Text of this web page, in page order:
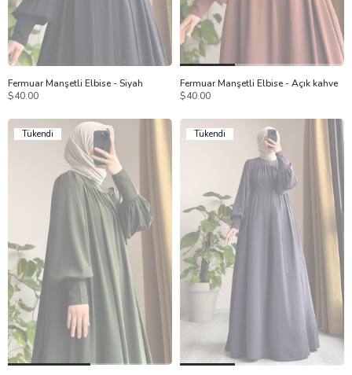
1
Fermuar Manşetli Elbise - Siyah
$40.00
1
Fermuar Manşetli Elbise - Açık kahve
$40.00
Tükendi Tükendi